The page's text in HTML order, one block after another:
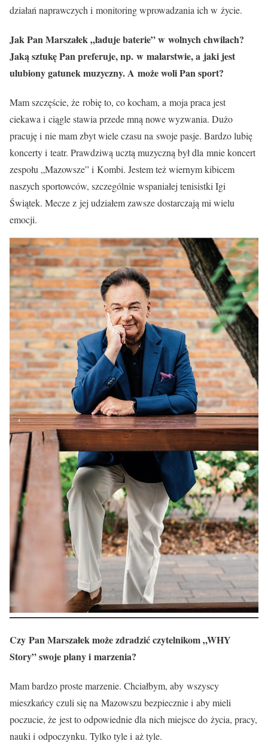
działań naprawczych i monitoring wprowadzania ich w życie.
Jak Pan Marszałek „ładuje baterie” w wolnych chwilach?
Jaką sztukę Pan preferuje, np. w malarstwie, a jaki jest
ulubiony gatunek muzyczny. A może woli Pan sport?
Mam szczęście, że robię to, co kocham, a moja praca jest
ciekawa i ciągle stawia przede mną nowe wyzwania. Dużo
pracuję i nie mam zbyt wiele czasu na swoje pasje. Bardzo lubię
koncerty i teatr. Prawdziwą ucztą muzyczną był dla mnie koncert
zespołu „Mazowsze” i Kombi. Jestem też wiernym kibicem
naszych sportowców, szczególnie wspaniałej tenisistki Igi
Świątek. Mecze z jej udziałem zawsze dostarczają mi wielu
emocji.
Czy Pan Marszałek może zdradzić czytelnikom „WHY
Story” swoje plany i marzenia?
Mam bardzo proste marzenie. Chciałbym, aby wszyscy
mieszkańcy czuli się na Mazowszu bezpiecznie i aby mieli
poczucie, że jest to odpowiednie dla nich miejsce do życia, pracy,
nauki i odpoczynku. Tylko tyle i aż tyle.